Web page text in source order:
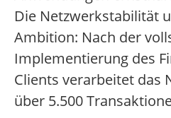
Die Netzwerkstabilität
Ambition: Nach der
Implementierung des
Clients verarbeitet das
über 5.500